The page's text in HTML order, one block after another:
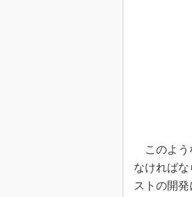
このよう
なければ
ストの開